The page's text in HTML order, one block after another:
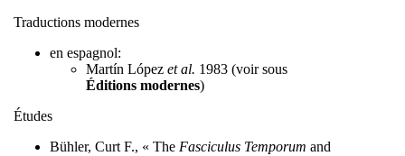
Traductions modernes
en espagnol:
Martín López et al. 1983 (voir sous
Éditions modernes)
Études
Bühler, Curt F., « The Fasciculus Temporum and